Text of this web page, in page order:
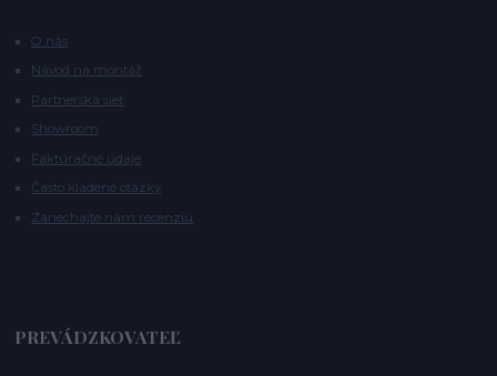
O nás
Návod na montáž
Partnerská sieť
Showroom
Faktúračné údaje
Často kladené otázky
Zanechajte nám recenziu
PREVÁDZKOVATEĽ